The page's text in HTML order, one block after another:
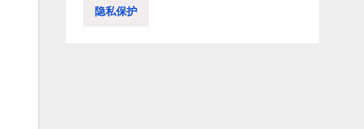
隐私保护